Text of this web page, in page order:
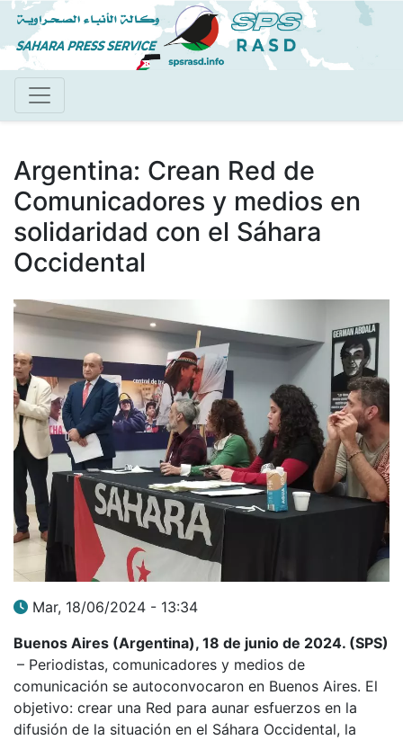
Pasar
al
contenido
Argentina: Crean Red de
Comunicadores y medios en
solidaridad con el Sáhara
Occidental
Mar, 18/06/2024 - 13:34
Buenos Aires (Argentina), 18 de junio de 2024. (SPS)
– Periodistas, comunicadores y medios de
comunicación se autoconvocaron en Buenos Aires. El
objetivo: crear una Red para aunar esfuerzos en la
difusión de la situación en el Sáhara Occidental, la